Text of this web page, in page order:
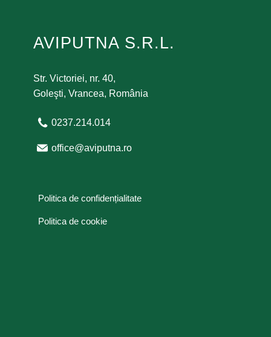
AVIPUTNA S.R.L.
Str. Victoriei, nr. 40,
Goleşti, Vrancea, România
0237.214.014
office@aviputna.ro
Politica de confidențialitate
Politica de cookie